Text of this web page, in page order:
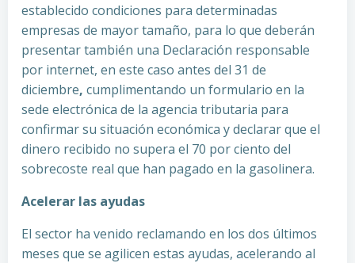
establecido condiciones para determinadas
empresas de mayor tamaño, para lo que deberán
presentar también una Declaración responsable
por internet, en este caso antes del 31 de
diciembre, cumplimentando un formulario en la
sede electrónica de la agencia tributaria para
confirmar su situación económica y declarar que el
dinero recibido no supera el 70 por ciento del
sobrecoste real que han pagado en la gasolinera.
Acelerar las ayudas
El sector ha venido reclamando en los dos últimos
meses que se agilicen estas ayudas, acelerando al